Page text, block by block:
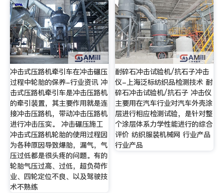
冲击式压路机牵引车在冲击碾压
过程中轮胎的保养-行业资讯 冲
击式压路机牵引车是冲击压路机
的牵引装置，其主要作用就是连
接冲击压路机，带动冲击压路机
进行冲击压实。 冲击碾压施工
冲击式压路机轮胎的使用过程因
为各种原因导致爆胎，漏气，气
压过低都是很头疼的问题。有的
轮胎气压过高、过低，超负荷作
业、四轮定位不良、以及驾驶技
术不熟练
耐碎石冲击试验机/抗石子冲击
仪-上海泛标纺织品检测技术 耐
碎石冲击试验机/抗石子 冲击仪
主要用在汽车行业对汽车外壳涂
层进行相应检测试验，是针对整
个涂层体系力学性能进行的综合
评价 纺织服装机械网 行业产品
行业产品